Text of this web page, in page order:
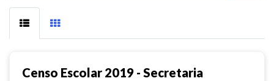
Censo Escolar 2019 - Secretaria